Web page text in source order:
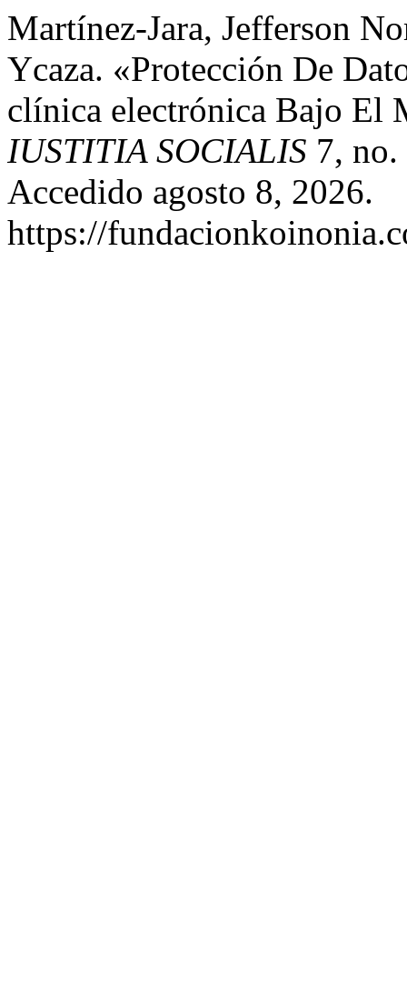
Martínez-Jara, Jefferson
Ycaza. «Protección De
clínica electrónica Bajo El
IUSTITIA SOCIALIS 7,
Accedido agosto 8, 2026.
https://